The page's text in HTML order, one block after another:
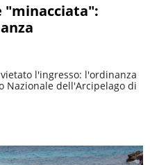
"minacciata":
l'ingresso: l'ordinanza
Nazionale dell'Arcipelago di